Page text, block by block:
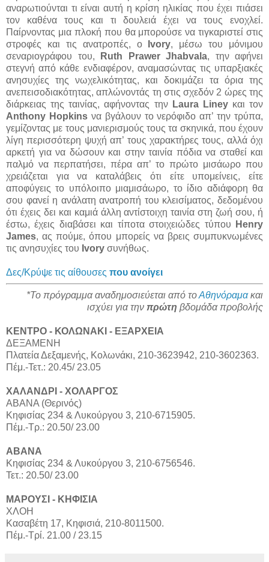
αναρωτιούνται τι είναι αυτή η κρίση ηλικίας που έχει πιάσει
τον καθένα τους και τι δουλειά έχει να τους ενοχλεί.
Παίρνοντας μια πλοκή που θα μπορούσε να τιγκαριστεί στις
στροφές και τις ανατροπές, ο
Ivory, μέσω του μόνιμου
σεναριογράφου του,
Ruth Prawer Jhabvala, την αφήνει
στεγνή από κάθε ενδιαφέρον, αναμασώντας τις υπαρξιακές
ανησυχίες της νωχελικότητας, και δοκιμάζει τα όρια της
ανεπεισοδιακότητας, απλώνοντάς τη στις σχεδόν 2 ώρες της
διάρκειας της ταινίας, αφήνοντας την Laura Lineyκαι τον
Anthony Hopkinsνα βγάλουν το νερόφιδο απ’ την τρύπα,
γεμίζοντας με τους μανιερισμούς τους τα σκηνικά, που έχουν
λίγη περισσότερη ψυχή απ’ τους χαρακτήρες τους, αλλά όχι
αρκετή για να δώσουν και στην ταινία πόδια να σταθεί και
παλμό να περπατήσει, πέρα απ’ το πρώτο μισάωρο που
χρειάζεται για να καταλάβεις ότι είτε υπομείνεις, είτε
αποφύγεις το υπόλοιπο μιαμισάωρο, το ίδιο αδιάφορη θα
σου φανεί η ανάλατη ανατροπή του κλεισίματος, δεδομένου
ότι έχεις δει και καμιά άλλη αντίστοιχη ταινία στη ζωή σου, ή
έστω, έχεις διαβάσει και τίποτα στοιχειώδες τύπου
Henry
James, ας πούμε, όπου μπορείς να βρεις συμπυκνωμένες
τις ανησυχίες του Ivory συνήθως.
Δες/Κρύψε τις αίθουσες που ανοίγει
*Το πρόγραμμα αναδημοσιεύεται από τοΑθηνόραμακαι
ισχύει για την πρώτη βδομάδα προβολής
ΚΕΝΤΡΟ - ΚΟΛΩΝΑΚΙ - ΕΞΑΡΧΕΙΑ
ΔΕΞΑΜΕΝΗ
Πλατεία Δεξαμενής, Κολωνάκι, 210-3623942, 210-3602363.
Πέμ.-Τετ.: 20.45/ 23.05
ΧΑΛΑΝΔΡΙ - ΧΟΛΑΡΓΟΣ
ΑΒΑΝΑ (Θερινός)
Κηφισίας 234 & Λυκούργου 3, 210-6715905.
Πέμ.-Τρ.: 20.50/ 23.00
ΑΒΑΝΑ
Κηφισίας 234 & Λυκούργου 3, 210-6756546.
Τετ.: 20.50/ 23.00
ΜΑΡΟΥΣΙ - ΚHΦΙΣΙΑ
ΧΛΟΗ
Κασαβέτη 17, Κηφισιά, 210-8011500.
Πέμ.-Τρί. 21.00 / 23.15